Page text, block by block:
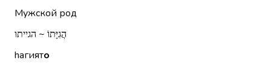
Мужской род
הֲגִיָּתוֹ ~ הגייתו
hагиято